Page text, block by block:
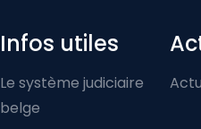
Infos utiles
Le système judiciaire
belge